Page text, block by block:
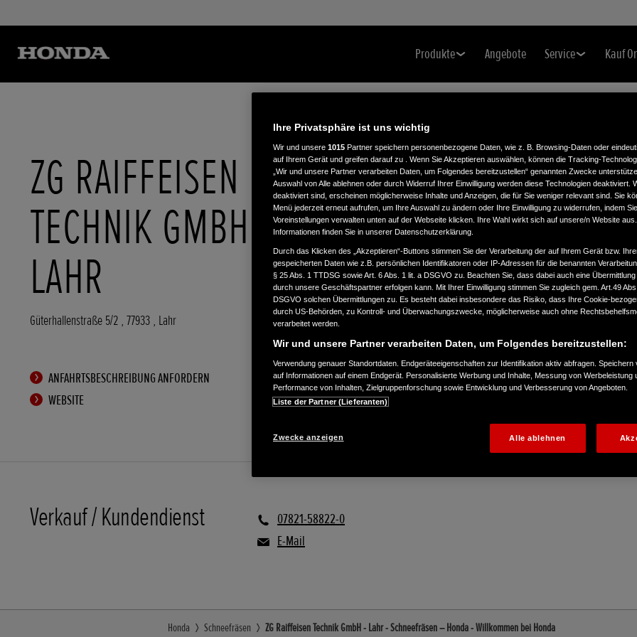
Produkte Angebote Service Kauf
ZG RAIFFEISEN
TECHNIK GMBH -
LAHR
Güterhallenstraße 5/2 , 77933 , Lahr
ANFAHRTSBESCHREIBUNG ANFORDERN
WEBSITE
Verkauf / Kundendienst
07821-58822-0
E-Mail
Honda Schneefräsen ZG Raiffeisen Technik GmbH - Lahr - Schneefräsen – Honda - Willkommen bei Honda
Ihre Privatsphäre ist uns wichtig
Wir und unsere 1015 Partner speichern personenbezogene Daten, wie z. B. Browsing-Daten oder
auf Ihrem Gerät und greifen darauf zu . Wenn Sie Akzeptieren auswählen, können die Tracking-
„Wir und unsere Partner verarbeiten Daten, um Folgendes bereitzustellen“ genannten Zwecke
Auswahl von Alle ablehnen oder durch Widerruf Ihrer Einwilligung werden diese Technologien deaktiviert.
deaktiviert sind, erscheinen möglicherweise Inhalte und Anzeigen, die für Sie weniger relevant sind. Sie
Menü jederzeit erneut aufrufen, um Ihre Auswahl zu ändern oder Ihre Einwilligung zu widerrufen, indem
Voreinstellungen verwalten unten auf der Webseite klicken. Ihre Wahl wirkt sich auf unsere/n Website
Informationen finden Sie in unserer Datenschutzerklärung.
Durch das Klicken des „Akzeptieren“-Buttons stimmen Sie der Verarbeitung der auf Ihrem Gerät bzw.
gespeicherten Daten wie z.B. persönlichen Identifikatoren oder IP-Adressen für die benannten
§ 25 Abs. 1 TTDSG sowie Art. 6 Abs. 1 lit. a DSGVO zu. Beachten Sie, dass dabei auch eine Übermittlung
durch unsere Geschäftspartner erfolgen kann. Mit Ihrer Einwilligung stimmen Sie zugleich gem. Art.49
DSGVO solchen Übermittlungen zu. Es besteht dabei insbesondere das Risiko, dass Ihre Cookie-
durch US-Behörden, zu Kontroll- und Überwachungszwecke, möglicherweise auch ohne
verarbeitet werden.
Wir und unsere Partner verarbeiten Daten, um Folgendes bereitzustellen:
Verwendung genauer Standortdaten. Endgeräteeigenschaften zur Identifikation aktiv abfragen. Speichern
auf Informationen auf einem Endgerät. Personalisierte Werbung und Inhalte, Messung von Werbeleistung
Performance von Inhalten, Zielgruppenforschung sowie Entwicklung und Verbesserung von Angeboten.
Liste der Partner (Lieferanten)
Zwecke anzeigen Alle ablehnen